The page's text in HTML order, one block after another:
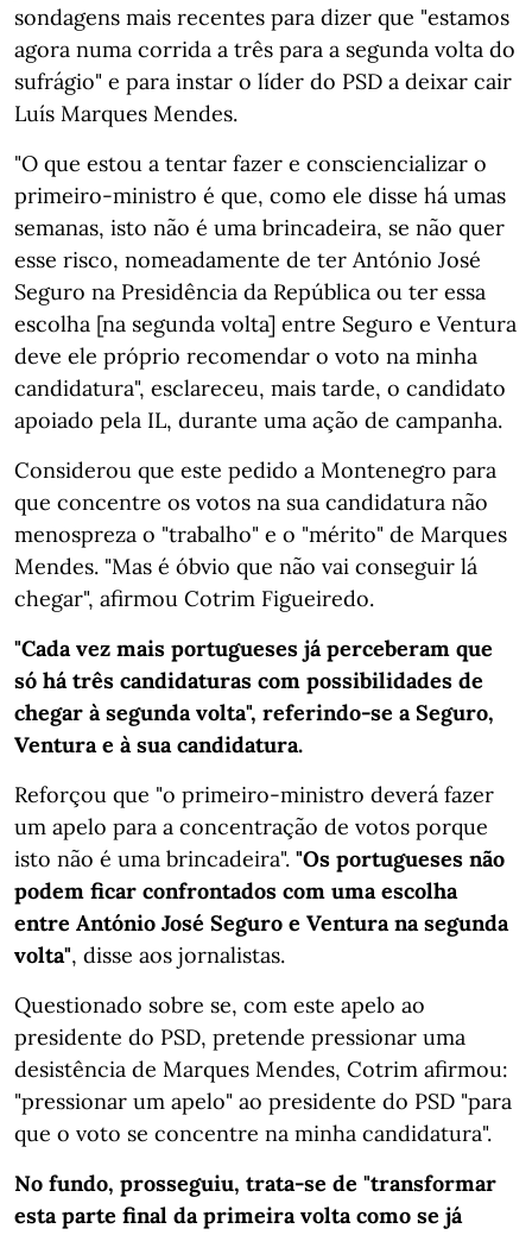
sondagens mais recentes para dizer que "estamos
agora numa corrida a três para a segunda volta do
sufrágio" e para instar o líder do PSD a deixar cair
Luís Marques Mendes.
"O que estou a tentar fazer e consciencializar o
primeiro-ministro é que, como ele disse há umas
semanas, isto não é uma brincadeira, se não quer
esse risco, nomeadamente de ter António José
Seguro na Presidência da República ou ter essa
escolha [na segunda volta] entre Seguro e Ventura
deve ele próprio recomendar o voto na minha
candidatura", esclareceu, mais tarde, o candidato
apoiado pela IL, durante uma ação de campanha.
Considerou que este pedido a Montenegro para
que concentre os votos na sua candidatura não
menospreza o "trabalho" e o "mérito" de Marques
Mendes. "Mas é óbvio que não vai conseguir lá
chegar", afirmou Cotrim Figueiredo.
"Cada vez mais portugueses já perceberam que
só há três candidaturas com possibilidades de
chegar à segunda volta", referindo-se a Seguro,
Ventura e à sua candidatura.
Reforçou que "o primeiro-ministro deverá fazer
um apelo para a concentração de votos porque
isto não é uma brincadeira". "Os portugueses não
podem ficar confrontados com uma escolha
entre António José Seguro e Ventura na segunda
volta", disse aos jornalistas.
Questionado sobre se, com este apelo ao
presidente do PSD, pretende pressionar uma
desistência de Marques Mendes, Cotrim afirmou:
"pressionar um apelo" ao presidente do PSD "para
que o voto se concentre na minha candidatura".
No fundo, prosseguiu, trata-se de "transformar
esta parte final da primeira volta como se já